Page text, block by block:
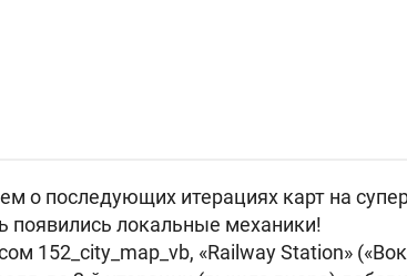
о последующих итерациях карт на
появились локальные механики!
152_city_map_vb, «Railway Station»